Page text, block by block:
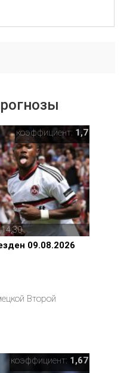
коэффициент: 1,7
09.08.2026
Второй
коэффициент: 1,67